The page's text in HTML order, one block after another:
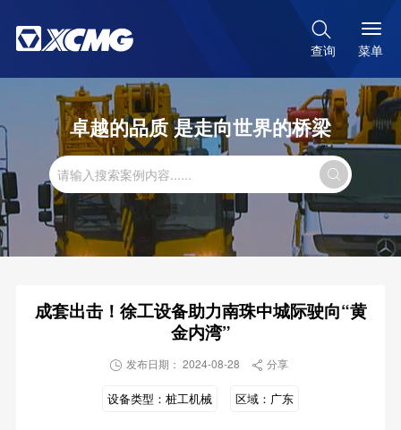

查询 菜单
卓越的品质 是走向世界的桥梁

成套出击！徐工设备助力南珠中城际驶向“黄
金内湾”
 发布日期： 2024-08-28  分享
设备类型： 桩工机械 区域： 广东